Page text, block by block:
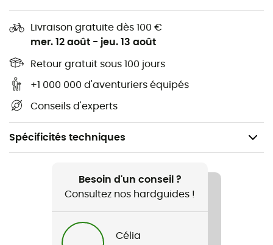
Livraison gratuite dès 100 €
mer. 12 août - jeu. 13 août
Retour gratuit sous 100 jours
+1 000 000 d'aventuriers équipés
Conseils d'experts
Spécificités techniques
Rosie Run™ Insulated Jacket
Besoin d'un conseil ?
Consultez nos hardguides !
Célia